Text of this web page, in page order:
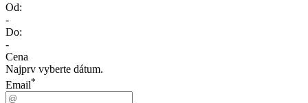
Od:
-
Do:
-
Cena
Najprv vyberte dátum.
Email*